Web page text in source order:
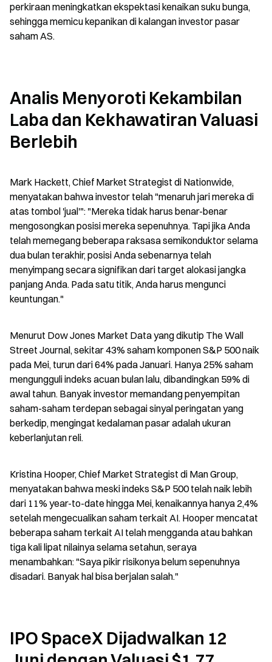
perkiraan meningkatkan ekspektasi kenaikan suku bunga,
sehingga memicu kepanikan di kalangan investor pasar
saham AS.
Analis Menyoroti Kekambilan
Laba dan Kekhawatiran Valuasi
Berlebih
Mark Hackett, Chief Market Strategist di Nationwide,
menyatakan bahwa investor telah "menaruh jari mereka di
atas tombol 'jual'": "Mereka tidak harus benar-benar
mengosongkan posisi mereka sepenuhnya. Tapi jika Anda
telah memegang beberapa raksasa semikonduktor selama
dua bulan terakhir, posisi Anda sebenarnya telah
menyimpang secara signifikan dari target alokasi jangka
panjang Anda. Pada satu titik, Anda harus mengunci
keuntungan."
Menurut Dow Jones Market Data yang dikutip The Wall
Street Journal, sekitar 43% saham komponen S&P 500 naik
pada Mei, turun dari 64% pada Januari. Hanya 25% saham
mengungguli indeks acuan bulan lalu, dibandingkan 59% di
awal tahun. Banyak investor memandang penyempitan
saham-saham terdepan sebagai sinyal peringatan yang
berkedip, mengingat kedalaman pasar adalah ukuran
keberlanjutan reli.
Kristina Hooper, Chief Market Strategist di Man Group,
menyatakan bahwa meski indeks S&P 500 telah naik lebih
dari 11% year-to-date hingga Mei, kenaikannya hanya 2,4%
setelah mengecualikan saham terkait AI. Hooper mencatat
beberapa saham terkait AI telah mengganda atau bahkan
tiga kali lipat nilainya selama setahun, seraya
menambahkan: "Saya pikir risikonya belum sepenuhnya
disadari. Banyak hal bisa berjalan salah."
IPO SpaceX Dijadwalkan 12